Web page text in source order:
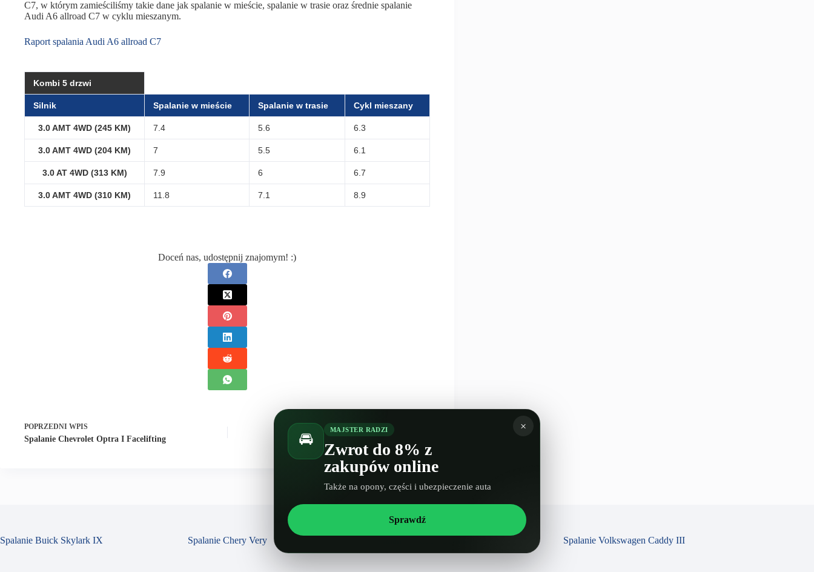
C7, w którym zamieściliśmy takie dane jak spalanie w mieście, spalanie w trasie oraz średnie spalanie
Audi A6 allroad C7 w cyklu mieszanym.
Raport spalania Audi A6 allroad C7
Kombi 5 drzwi
Silnik Spalanie w mieście Spalanie w trasie Cykl mieszany
3.0 AMT 4WD (245 KM) 7.4 5.6 6.3
3.0 AMT 4WD (204 KM) 7 5.5 6.1
3.0 AT 4WD (313 KM) 7.9 6 6.7
3.0 AMT 4WD (310 KM) 11.8 7.1 8.9
Doceń nas, udostępnij znajomym! :)
POPRZEDNI WPIS
Spalanie Chevrolet Optra I Facelifting
NASTĘPNY
Spalanie Daihatsu Feroza I Facelifting
Spalanie Buick Skylark IX Spalanie Chery Very Spalanie Volkswagen Caddy III
×
🚘 MAJSTER RADZI
Zwrot do 8% z
zakupów online
Także na opony, części i ubezpieczenie auta
Sprawdź